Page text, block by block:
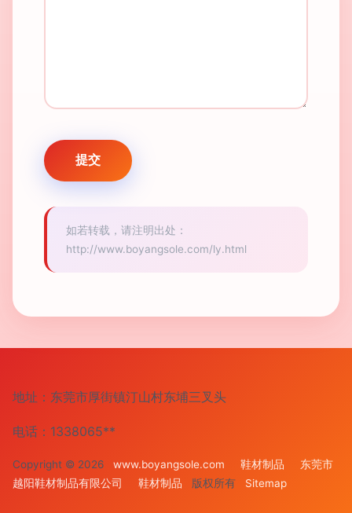
如若转载，请注明出处：
http://www.boyangsole.com/ly.html
地址：东莞市厚街镇汀山村东埔三叉头
电话：1338065**
Copyright © 2026 www.boyangsole.com 鞋材制品
东莞市
越阳鞋材制品有限公司
鞋材制品 版权所有 Sitemap